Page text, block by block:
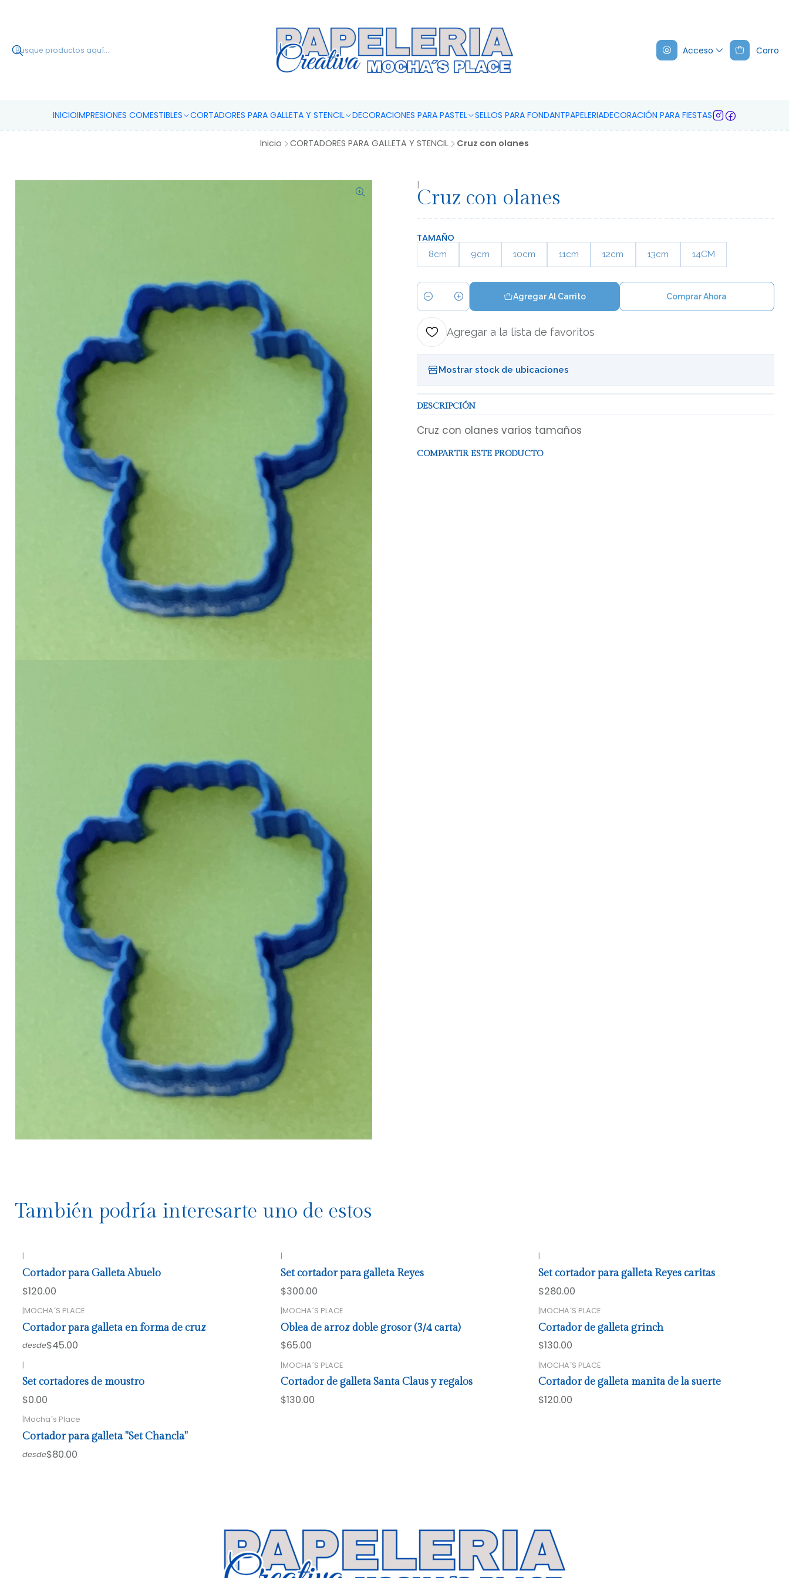
Acceso Carro
INICIOIMPRESIONES COMESTIBLES CORTADORES PARA GALLETA Y STENCIL DECORACIONES PARA PASTEL SELLOS PARA FONDANTPAPELERIADECORACIÓN PARA FIESTAS
Inicio CORTADORES PARA GALLETA Y STENCIL Cruz con olanes
|
Cruz con olanes
TAMAÑO
8cm 9cm 10cm 11cm 12cm 13cm 14CM
Cantidad
Agregar Al Carrito Comprar Ahora
Agregar a la lista de favoritos
Mostrar stock de ubicaciones
DESCRIPCIÓN
Cruz con olanes varios tamaños
COMPARTIR ESTE PRODUCTO
También podría interesarte uno de estos
|
Cortador para Galleta Abuelo
$120.00
|
Set cortador para galleta Reyes
$300.00
|
Set cortador para galleta Reyes caritas
$280.00
|MOCHA´S PLACE
Cortador para galleta en forma de cruz
desde$45.00
|MOCHA´S PLACE
Oblea de arroz doble grosor (3/4 carta)
$65.00
|MOCHA´S PLACE
Cortador de galleta grinch
$130.00
|
Set cortadores de moustro
$0.00
|MOCHA´S PLACE
Cortador de galleta Santa Claus y regalos
$130.00
|MOCHA´S PLACE
Cortador de galleta manita de la suerte
$120.00
|Mocha´s Place
Cortador para galleta "Set Chancla"
desde$80.00